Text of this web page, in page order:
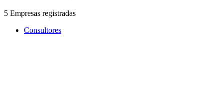
5 Empresas registradas
Consultores